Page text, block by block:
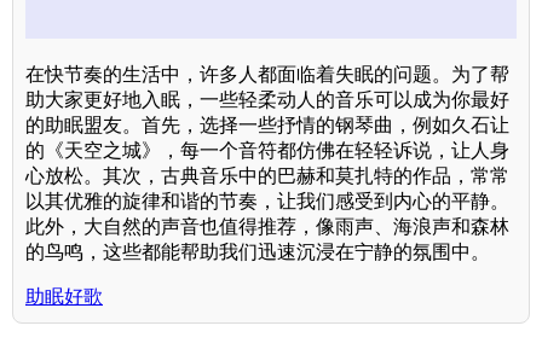
在快节奏的生活中，许多人都面临着失眠的问题。为了帮
助大家更好地入眠，一些轻柔动人的音乐可以成为你最好
的助眠盟友。首先，选择一些抒情的钢琴曲，例如久石让
的《天空之城》，每一个音符都仿佛在轻轻诉说，让人身
心放松。其次，古典音乐中的巴赫和莫扎特的作品，常常
以其优雅的旋律和谐的节奏，让我们感受到内心的平静。
此外，大自然的声音也值得推荐，像雨声、海浪声和森林
的鸟鸣，这些都能帮助我们迅速沉浸在宁静的氛围中。
助眠好歌